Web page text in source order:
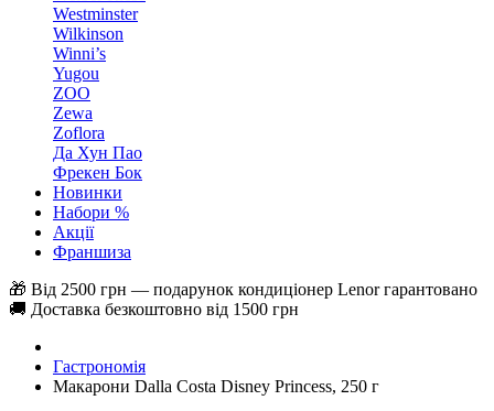
Westminster
Wilkinson
Winni’s
Yugou
ZOO
Zewa
Zoflora
Да Хун Пао
Фрекен Бок
Новинки
Набори %
Акції
Франшиза
🎁 Від 2500 грн — подарунок кондиціонер Lenor гарантовано
🚚 Доставка безкоштовно від 1500 грн
Гастрономія
Макарони Dalla Costa Disney Princess, 250 г